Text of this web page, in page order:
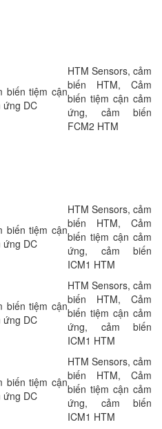
biến tiệm cận
ứng DC
HTM Sensors, cảm
biến HTM, Cảm
biến tiệm cận cảm
ứng, cảm biến
FCM2 HTM
biến tiệm cận
ứng DC
HTM Sensors, cảm
biến HTM, Cảm
biến tiệm cận cảm
ứng, cảm biến
ICM1 HTM
biến tiệm cận
ứng DC
HTM Sensors, cảm
biến HTM, Cảm
biến tiệm cận cảm
ứng, cảm biến
ICM1 HTM
biến tiệm cận
ứng DC
HTM Sensors, cảm
biến HTM, Cảm
biến tiệm cận cảm
ứng, cảm biến
ICM1 HTM